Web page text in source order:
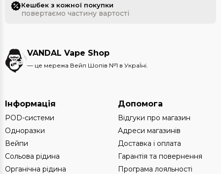
Кешбек з кожної покупки
повертаємо частину вартості
VANDAL Vape Shop
— це мережа Вейп Шопів №1 в УкраЇні.
Інформація
POD-системи
Одноразки
Вейпи
Сольова рідина
Органічна рідина
Допомога
Відгуки про магазин
Адреси магазинів
Доставка і оплата
Гарантія та повернення
Програма лояльності